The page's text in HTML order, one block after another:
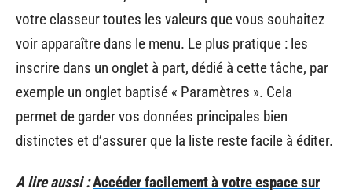
votre classeur toutes les valeurs que vous souhaitez
voir apparaître dans le menu. Le plus pratique : les
inscrire dans un onglet à part, dédié à cette tâche, par
exemple un onglet baptisé « Paramètres ». Cela
permet de garder vos données principales bien
distinctes et d’assurer que la liste reste facile à éditer.
A lire aussi :Accéder facilement à votre espace sur